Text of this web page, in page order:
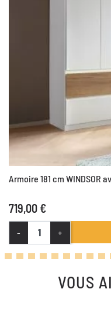
Armoire 181 cm WINDSOR
719,00 €
- +
VOUS